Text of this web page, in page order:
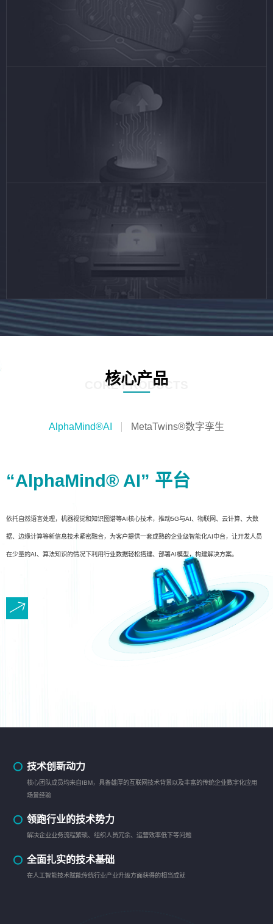
核心产品
CORE PRODUCTS
AlphaMind®AI MetaTwins®数字孪生
“AlphaMind® AI” 平台
依托自然语言处理，机器视觉和知识图谱等AI核心技术，推动5G与AI、物联网、云计算、大数
据、边缘计算等新信息技术紧密融合，为客户提供一套成熟的企业级智能化AI中台，让开发人员
在少量的AI、算法知识的情况下利用行业数据轻松搭建、部署AI模型，构建解决方案。
技术创新动力
核心团队成员均来自IBM，具备雄厚的互联网技术背景以及丰富的传统企业数字化应用
场景经验
领跑行业的技术势力
解决企业业务流程繁琐、组织人员冗余、运营效率低下等问题
全面扎实的技术基础
在人工智能技术赋能传统行业产业升级方面获得的相当成就